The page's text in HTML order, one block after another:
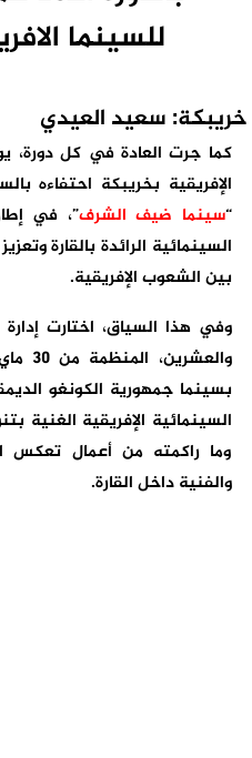
للسينما
خريبكة: سعيد العيدي
كما جرت العادة في كل دورة،
الإفريقية بخريبكة احتفاءه
“سينما ضيف الشرف”، في
السينمائية الرائدة بالقارة
بين الشعوب الإفريقية.
وفي هذا السياق، اختارت
بسينما جمهورية الكونغو
السينمائية الإفريقية الغنية
وما راكمته من أعمال تعكس
والفنية داخل القارة.